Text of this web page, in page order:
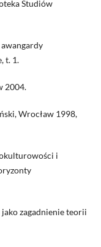
Studiów
t. 1.
2004.
Wrocław 1998,
i
zagadnienie teorii